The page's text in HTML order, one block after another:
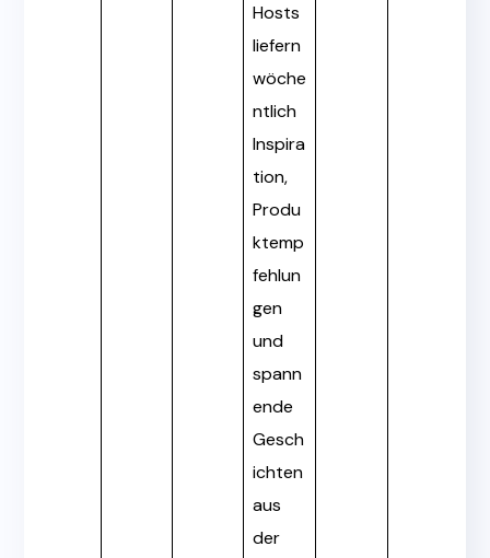
Hosts
liefern
wöche
ntlich
Inspira
tion,
Produ
ktemp
fehlun
gen
und
spann
ende
Gesch
ichten
aus
der